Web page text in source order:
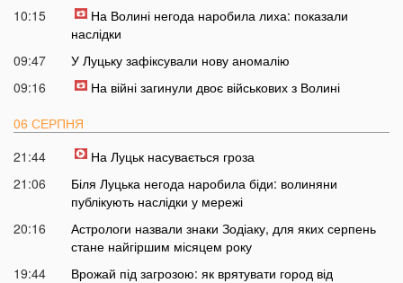
10:15
На Волині негода наробила лиха: показали
наслідки
09:47
У Луцьку зафіксували нову аномалію
09:16
На війні загинули двоє військових з Волині
06 СЕРПНЯ
21:44
На Луцьк насувається гроза
21:06
Біля Луцька негода наробила біди: волиняни
публікують наслідки у мережі
20:16
Астрологи назвали знаки Зодіаку, для яких серпень
стане найгіршим місяцем року
19:44
Врожай під загрозою: як врятувати город від